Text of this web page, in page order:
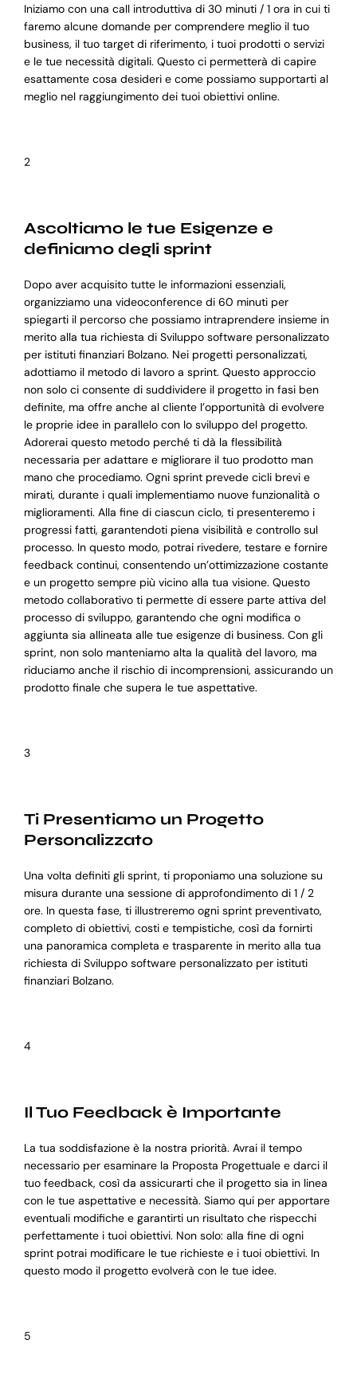
Iniziamo con una call introduttiva di 30 minuti / 1 ora in cui ti
faremo alcune domande per comprendere meglio il tuo
business, il tuo target di riferimento, i tuoi prodotti o servizi
e le tue necessità digitali. Questo ci permetterà di capire
esattamente cosa desideri e come possiamo supportarti al
meglio nel raggiungimento dei tuoi obiettivi online.
2
Ascoltiamo le tue Esigenze e
definiamo degli sprint
Dopo aver acquisito tutte le informazioni essenziali,
organizziamo una videoconference di 60 minuti per
spiegarti il percorso che possiamo intraprendere insieme in
merito alla tua richiesta di Sviluppo software personalizzato
per istituti finanziari Bolzano. Nei progetti personalizzati,
adottiamo il metodo di lavoro a sprint. Questo approccio
non solo ci consente di suddividere il progetto in fasi ben
definite, ma offre anche al cliente l’opportunità di evolvere
le proprie idee in parallelo con lo sviluppo del progetto.
Adorerai questo metodo perché ti dà la flessibilità
necessaria per adattare e migliorare il tuo prodotto man
mano che procediamo. Ogni sprint prevede cicli brevi e
mirati, durante i quali implementiamo nuove funzionalità o
miglioramenti. Alla fine di ciascun ciclo, ti presenteremo i
progressi fatti, garantendoti piena visibilità e controllo sul
processo. In questo modo, potrai rivedere, testare e fornire
feedback continui, consentendo un’ottimizzazione costante
e un progetto sempre più vicino alla tua visione. Questo
metodo collaborativo ti permette di essere parte attiva del
processo di sviluppo, garantendo che ogni modifica o
aggiunta sia allineata alle tue esigenze di business. Con gli
sprint, non solo manteniamo alta la qualità del lavoro, ma
riduciamo anche il rischio di incomprensioni, assicurando un
prodotto finale che supera le tue aspettative.
3
Ti Presentiamo un Progetto
Personalizzato
Una volta definiti gli sprint, ti proponiamo una soluzione su
misura durante una sessione di approfondimento di 1 / 2
ore. In questa fase, ti illustreremo ogni sprint preventivato,
completo di obiettivi, costi e tempistiche, così da fornirti
una panoramica completa e trasparente in merito alla tua
richiesta di Sviluppo software personalizzato per istituti
finanziari Bolzano.
4
Il Tuo Feedback è Importante
La tua soddisfazione è la nostra priorità. Avrai il tempo
necessario per esaminare la Proposta Progettuale e darci il
tuo feedback, così da assicurarti che il progetto sia in linea
con le tue aspettative e necessità. Siamo qui per apportare
eventuali modifiche e garantirti un risultato che rispecchi
perfettamente i tuoi obiettivi. Non solo: alla fine di ogni
sprint potrai modificare le tue richieste e i tuoi obiettivi. In
questo modo il progetto evolverà con le tue idee.
5